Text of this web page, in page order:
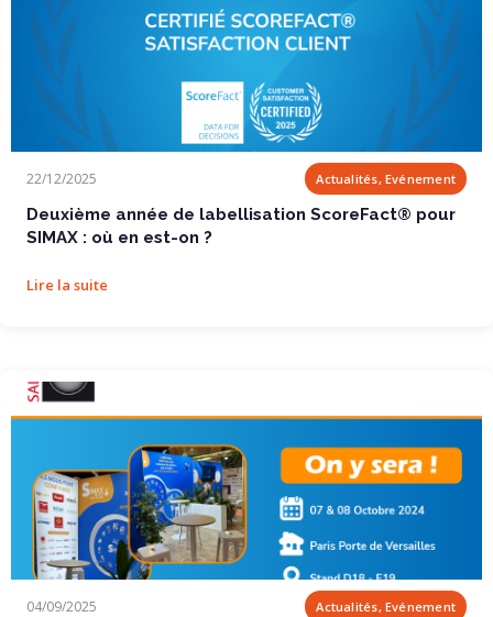
22/12/2025 Actualités, Evénement
Deuxième année de labellisation ScoreFact® pour
SIMAX : où en est-on ?
Lire la suite
04/09/2025 Actualités, Evénement